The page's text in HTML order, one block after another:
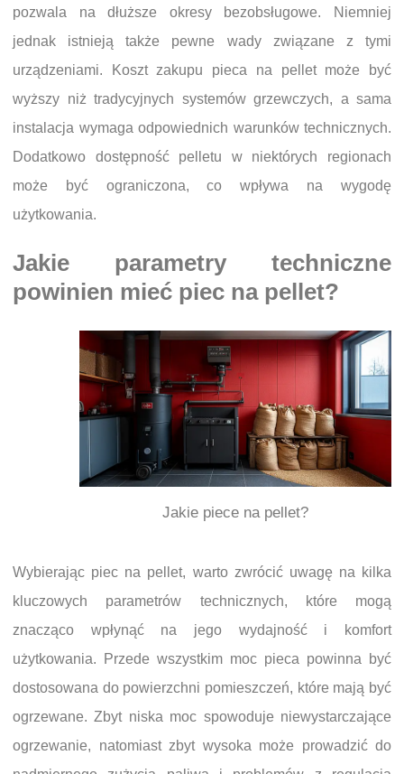
pozwala na dłuższe okresy bezobsługowe. Niemniej
jednak istnieją także pewne wady związane z tymi
urządzeniami. Koszt zakupu pieca na pellet może być
wyższy niż tradycyjnych systemów grzewczych, a sama
instalacja wymaga odpowiednich warunków technicznych.
Dodatkowo dostępność pelletu w niektórych regionach
może być ograniczona, co wpływa na wygodę
użytkowania.
Jakie parametry techniczne
powinien mieć piec na pellet?
Jakie piece na pellet?
Wybierając piec na pellet, warto zwrócić uwagę na kilka
kluczowych parametrów technicznych, które mogą
znacząco wpłynąć na jego wydajność i komfort
użytkowania. Przede wszystkim moc pieca powinna być
dostosowana do powierzchni pomieszczeń, które mają być
ogrzewane. Zbyt niska moc spowoduje niewystarczające
ogrzewanie, natomiast zbyt wysoka może prowadzić do